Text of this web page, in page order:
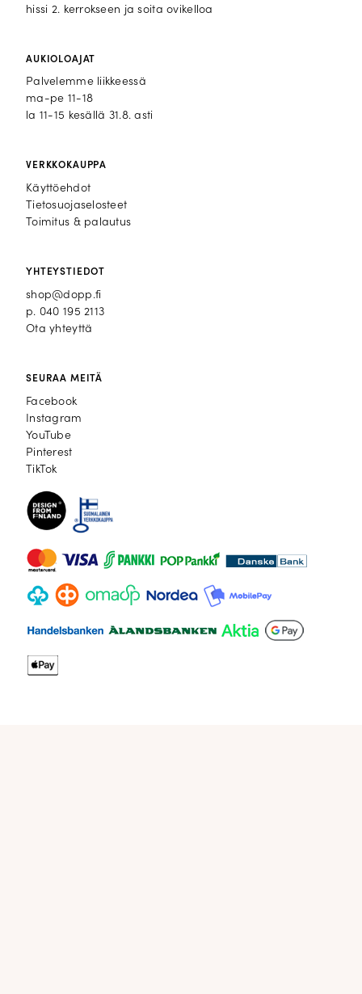
hissi 2. kerrokseen ja soita ovikelloa
AUKIOLOAJAT
Palvelemme liikkeessä
ma-pe 11-18
la 11-15 kesällä 31.8. asti
VERKKOKAUPPA
Käyttöehdot
Tietosuojaselosteet
Toimitus & palautus
YHTEYSTIEDOT
shop@dopp.fi
p. 040 195 2113
Ota yhteyttä
SEURAA MEITÄ
Facebook
Facebook
Instagram
Instagram
YouTube
YouTube
Pinterest
Pinterest
TikTok
TikTok